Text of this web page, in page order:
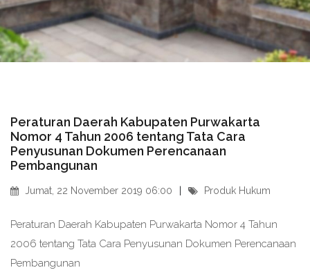
Peraturan Daerah Kabupaten Purwakarta
Nomor 4 Tahun 2006 tentang Tata Cara
Penyusunan Dokumen Perencanaan
Pembangunan
Jumat, 22 November 2019 06:00 Produk Hukum
Peraturan Daerah Kabupaten Purwakarta Nomor 4 Tahun
2006 tentang Tata Cara Penyusunan Dokumen Perencanaan
Pembangunan